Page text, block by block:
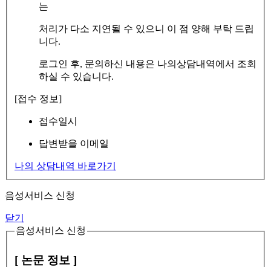
는
처리가 다소 지연될 수 있으니 이 점 양해 부탁 드립
니다.
로그인 후, 문의하신 내용은 나의상담내역에서 조회
하실 수 있습니다.
[접수 정보]
접수일시
답변받을 이메일
나의 상담내역 바로가기
음성서비스 신청
닫기
음성서비스 신청
[ 논문 정보 ]